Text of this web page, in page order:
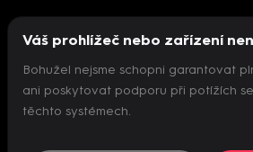
Nepodařilo se
Váš prohlížeč nebo zařízení
Bohužel nejsme schopni garantovat
ani poskytovat podporu při potížích
těchto systémech.